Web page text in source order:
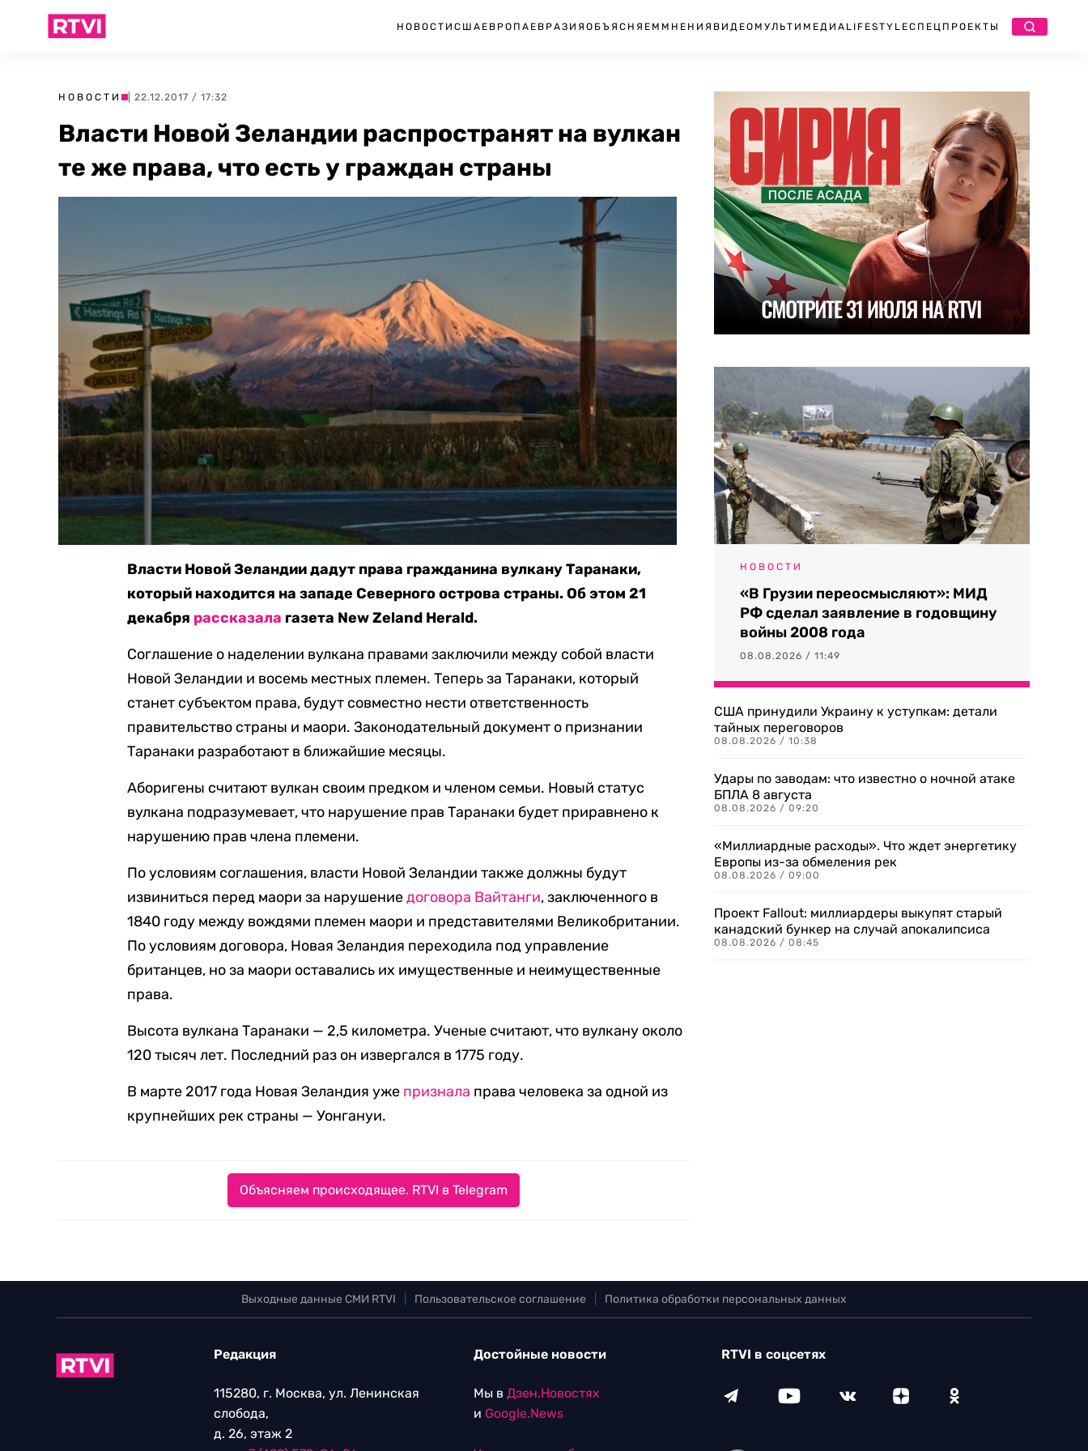
НОВОСТИ США ЕВРОПА ЕВРАЗИЯ ОБЪЯСНЯЕМ МНЕНИЯ ВИДЕО МУЛЬТИМЕДИА LIFESTYLEСПЕЦПРОЕКТЫ
НОВОСТИ | 22.12.2017 / 17:32
Власти Новой Зеландии распространят на вулкан
те же права, что есть у граждан страны
Власти Новой Зеландии дадут права гражданина вулкану Таранаки,
который находится на западе Северного острова страны. Об этом 21
декабря рассказала газета New Zeland Herald.
Соглашение о наделении вулкана правами заключили между собой власти
Новой Зеландии и восемь местных племен. Теперь за Таранаки, который
станет субъектом права, будут совместно нести ответственность
правительство страны и маори. Законодательный документ о признании
Таранаки разработают в ближайшие месяцы.
Аборигены считают вулкан своим предком и членом семьи. Новый статус
вулкана подразумевает, что нарушение прав Таранаки будет приравнено к
нарушению прав члена племени.
По условиям соглашения, власти Новой Зеландии также должны будут
извиниться перед маори за нарушениедоговора Вайтанги, заключенного в
1840 году между вождями племен маори и представителями Великобритании.
По условиям договора, Новая Зеландия переходила под управление
британцев, но за маори оставались их имущественные и неимущественные
права.
Высота вулкана Таранаки — 2,5 километра. Ученые считают, что вулкану около
120 тысяч лет. Последний раз он извергался в 1775 году.
В марте 2017 года Новая Зеландия уже признала права человека за одной из
крупнейших рек страны — Уонгануи.
Объясняем происходящее. RTVI в Telegram
НОВОСТИ
«В Грузии переосмысляют»: МИД
РФ сделал заявление в годовщину
войны 2008 года
08.08.2026 / 11:49
США принудили Украину к уступкам: детали
тайных переговоров
08.08.2026 / 10:38
Удары по заводам: что известно о ночной атаке
БПЛА 8 августа
08.08.2026 / 09:20
«Миллиардные расходы». Что ждет энергетику
Европы из-за обмеления рек
08.08.2026 / 09:00
Проект Fallout: миллиардеры выкупят старый
канадский бункер на случай апокалипсиса
08.08.2026 / 08:45
Выходные данные СМИ RTVI Пользовательское соглашение Политика обработки персональных данных
Редакция
115280, г. Москва, ул. Ленинская
слобода,
д. 26, этаж 2
Достойные новости
Мы в Дзен.Новостях
и Google.News
RTVI в соцсетях